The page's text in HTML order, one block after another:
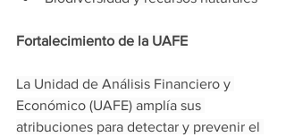
Fortalecimiento de la UAFE
La Unidad de Análisis Financiero y
Económico (UAFE) amplía sus
atribuciones para detectar y prevenir el